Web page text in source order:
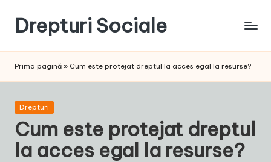
content
Drepturi Sociale
Sociale:
Ta,
Schimbarea
Noastră!
Prima pagină » Cum este protejat dreptul la acces egal la resurse?
Posted
Drepturi
Cum este protejat dreptul
la acces egal la resurse?